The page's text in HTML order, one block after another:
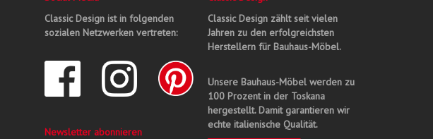
Classic Design ist in folgenden
sozialen Netzwerken vertreten:
Newsletter abonnieren
Classic Design zählt seit vielen
Jahren zu den erfolgreichsten
Herstellern für Bauhaus-Möbel.
Unsere Bauhaus-Möbel werden zu
100 Prozent in der Toskana
hergestellt. Damit garantieren wir
echte italienische Qualität.